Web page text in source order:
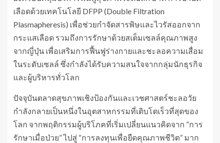
เลือดด้วยเทคโนโลยี DFPP (Double Filtration
Plasmapheresis) เพื่อช่วยกำจัดสารพิษและไวรัสออกจาก
กระแสเลือด รวมถึงการรักษาด้วยสเต็มเซลล์คุณภาพสูง
จากญี่ปุ่น เพื่อเสริมการฟื้นฟูร่างกายและชะลอความเสื่อม
ในระดับเซลล์ ซึ่งกำลังได้รับความสนใจจากกลุ่มนักธุรกิจ
และผู้บริหารทั่วโลก
ปัจจุบันตลาดสุขภาพเชิงป้องกันและเวชศาสตร์ชะลอวัย
กำลังกลายเป็นหนึ่งในอุตสาหกรรมที่เติบโตเร็วที่สุดของ
โลก จากพฤติกรรมผู้บริโภคที่เริ่มเปลี่ยนแนวคิดจาก “การ
รักษาเมื่อป่วย” ไปสู่ “การลงทุนเพื่อยืดคุณภาพชีวิต” มาก